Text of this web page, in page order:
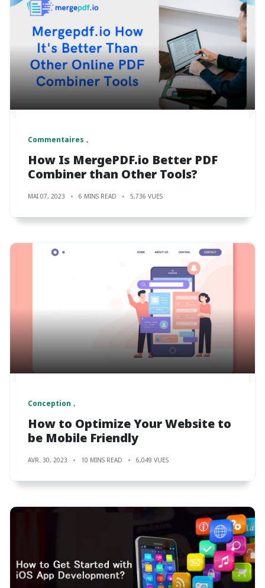
Commentaires
How Is MergePDF.io Better PDF
Combiner than Other Tools?
MAI 07, 2023 6 MINS READ 5,736 VUES
Conception
How to Optimize Your Website to
be Mobile Friendly
AVR. 30, 2023 10 MINS READ 6,049 VUES